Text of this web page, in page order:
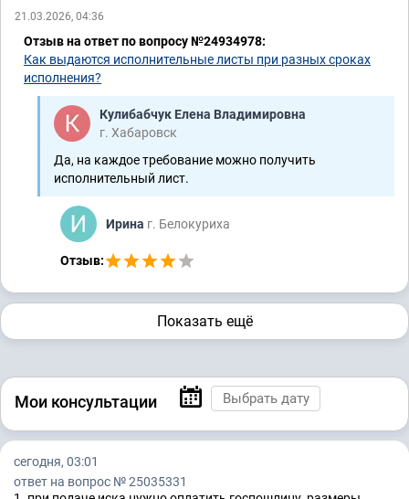
21.03.2026, 04:36
Отзыв на ответ по вопросу №24934978:
Как выдаются исполнительные листы при разных сроках
исполнения?
Кулибабчук Елена Владимировна
г. Хабаровск
Да, на каждое требование можно получить
исполнительный лист.
Ирина г. Белокуриха
Отзыв:
Показать ещё
Мои консультации
сегодня, 03:01
ответ на вопрос № 25035331